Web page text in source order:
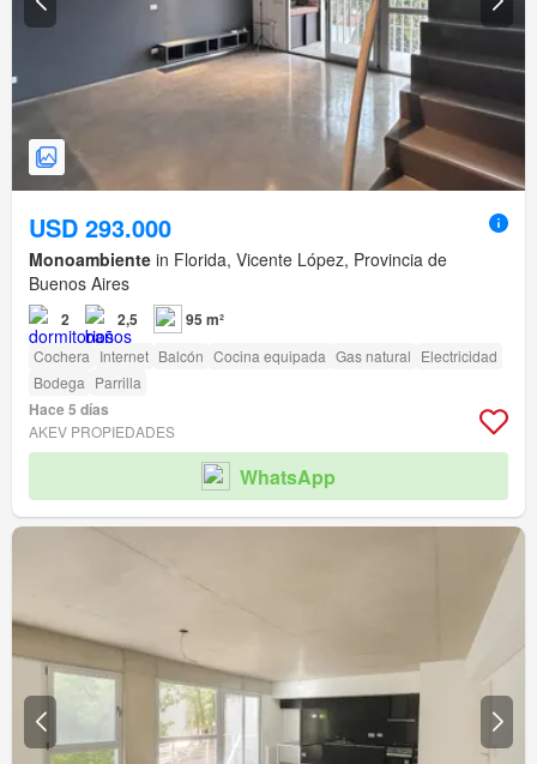
USD 293.000
Monoambiente in Florida, Vicente López, Provincia de
Buenos Aires
2 2,5 95 m²
Cochera Internet Balcón Cocina equipada Gas natural Electricidad
Bodega Parrilla
Hace 5 días
AKEV PROPIEDADES
WhatsApp